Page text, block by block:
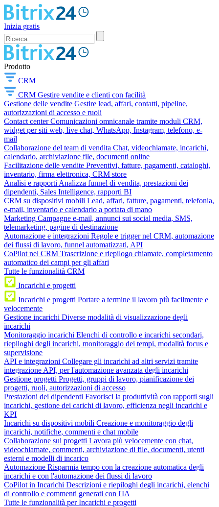
Inizia gratis
Prodotto
CRM
CRM Gestire vendite e clienti con facilità
Gestione delle vendite Gestire lead, affari, contatti, pipeline,
autorizzazioni di accesso e ruoli
Contact center Comunicazioni omnicanale tramite moduli CRM,
widget per siti web, live chat, WhatsApp, Instagram, telefono, e-
mail
Collaborazione del team di vendita Chat, videochiamate, incarichi,
calendario, archiviazione file, documenti online
Facilitazione delle vendite Preventivi, fatture, pagamenti, cataloghi,
inventario, firma elettronica, CRM store
Analisi e rapporti Analizza funnel di vendita, prestazioni dei
dipendenti, Sales Intelligence, rapporti BI
CRM su dispositivi mobili Lead, affari, fatture, pagamenti, telefonia,
e-mail, inventario e calendario a portata di mano
Marketing Campagne e-mail, annunci sui social media, SMS,
telemarketing, pagine di destinazione
Automazione e integrazioni Regole e trigger nel CRM, automazione
dei flussi di lavoro, funnel automatizzati, API
CoPilot nel CRM Trascrizione e riepilogo chiamate, completamento
automatico dei campi per gli affari
Tutte le funzionalità CRM
Incarichi e progetti
Incarichi e progetti Portare a termine il lavoro più facilmente e
velocemente
Gestione incarichi Diverse modalità di visualizzazione degli
incarichi
Monitoraggio incarichi Elenchi di controllo e incarichi secondari,
riepiloghi degli incarichi, monitoraggio dei tempi, modalità focus e
supervisione
API e integrazioni Collegare gli incarichi ad altri servizi tramite
integrazione API, per l'automazione avanzata degli incarichi
Gestione progetti Progetti, gruppi di lavoro, pianificazione dei
progetti, ruoli, autorizzazioni di accesso
Prestazioni dei dipendenti Favorisci la produttività con rapporti sugli
incarichi, gestione dei carichi di lavoro, efficienza negli incarichi e
KPI
Incarichi su dispositivi mobili Creazione e monitoraggio degli
incarichi, notifiche, commenti e chat mobile
Collaborazione sui progetti Lavora più velocemente con chat,
videochiamate, commenti, archiviazione di file, documenti, utenti
esterni e modelli di incarico
Automazione Risparmia tempo con la creazione automatica degli
incarichi e con l'automazione dei flussi di lavoro
CoPilot in Incarichi Descrizioni e riepiloghi degli incarichi, elenchi
di controllo e commenti generati con l'IA
Tutte le funzionalità per Incarichi e progetti